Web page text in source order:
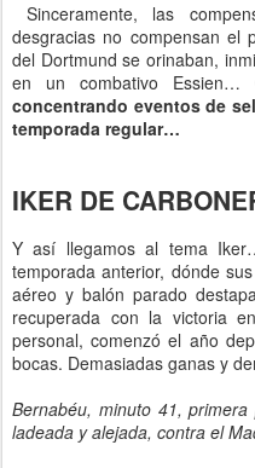
Sinceramente, las
desgracias no compensan el
del Dortmund se orinaban,
en un combativo Essien…
concentrando eventos de
temporada regular…
IKER DE
Y así llegamos al tema
temporada anterior, dónde
aéreo y balón parado
recuperada con la victoria
personal, comenzó el año
bocas. Demasiadas ganas y
Bernabéu, minuto 41,
ladeada y alejada, contra el